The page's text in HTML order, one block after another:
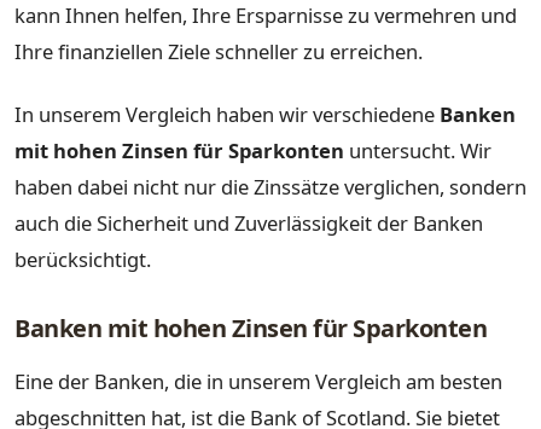
kann Ihnen helfen, Ihre Ersparnisse zu vermehren und
Ihre finanziellen Ziele schneller zu erreichen.
In unserem Vergleich haben wir verschiedene Banken
mit hohen Zinsen für Sparkonten untersucht. Wir
haben dabei nicht nur die Zinssätze verglichen, sondern
auch die Sicherheit und Zuverlässigkeit der Banken
berücksichtigt.
Banken mit hohen Zinsen für Sparkonten
Eine der Banken, die in unserem Vergleich am besten
abgeschnitten hat, ist die Bank of Scotland. Sie bietet